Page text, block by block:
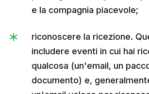
e la compagnia piacevole;
riconoscere la ricezione.
includere eventi in cui hai
qualcosa (un'email, un
documento) e,